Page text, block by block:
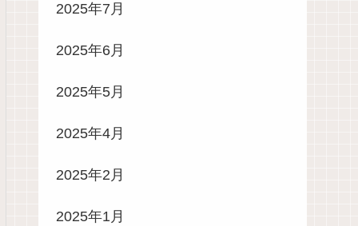
2025年7月
2025年6月
2025年5月
2025年4月
2025年2月
2025年1月